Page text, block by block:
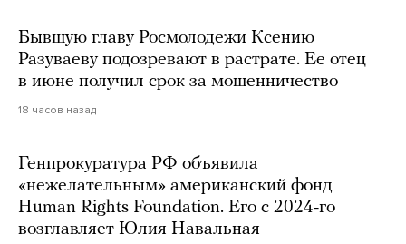
Бывшую главу Росмолодежи Ксению
Разуваеву подозревают в растрате. Ее отец
в июне получил срок за мошенничество
18 часов назад
Генпрокуратура РФ объявила
«нежелательным» американский фонд
Human Rights Foundation. Его с 2024-го
возглавляет Юлия Навальная